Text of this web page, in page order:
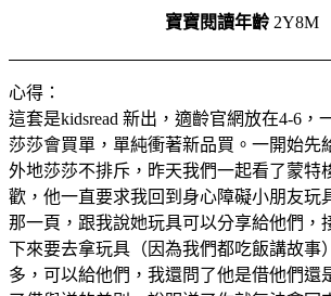
寶寶閱讀年齡2Y8M
心得：
這套是kidsread 新出，適齡官網放在4-6，
莎莎會買單，單純衝著新品買。一開始先
外地莎莎不排斥，昨天我們一起看了蒙特
歡，他一直要求我回到身心障礙小朋友玩
那一頁，跟我說她玩具可以分享給他們，
下來要去拿玩具（因為我們都吃飯講故事
多，可以給他們，我還問了他是借他們還